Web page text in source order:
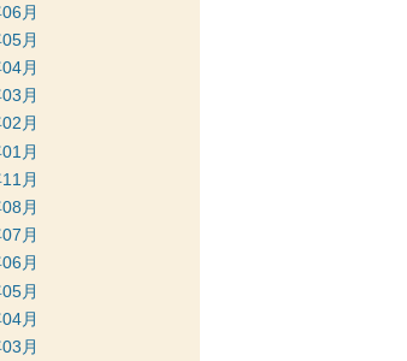
月
月
月
月
月
月
月
月
月
月
月
月
月